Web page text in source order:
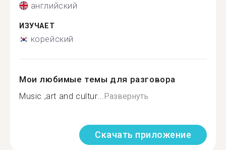
английский
ИЗУЧАЕТ
корейский
Мои любимые темы для разговора
Music ,art and cultur...Развернуть
Скачать приложение